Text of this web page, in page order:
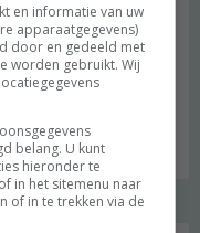
persoonlijke
leefstijl.
en informatie van uw
apparaatgegevens)
door en gedeeld met
worden gebruikt. Wij
belang. U kunt
hieronder te
in het sitemenu naar
of in te trekken via de